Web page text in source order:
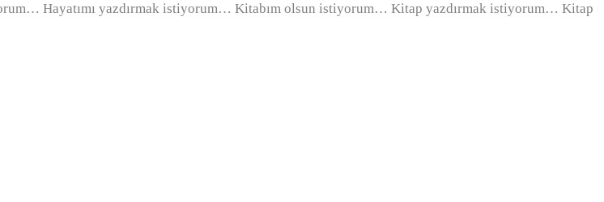
Hayatımı yazdırmak istiyorum… Kitabım olsun istiyorum… Kitap yazdırmak istiyorum… Kitap